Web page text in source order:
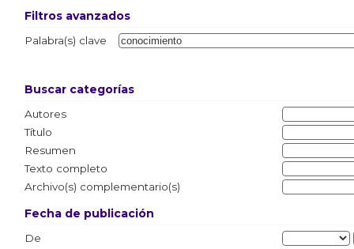
Filtros avanzados
Palabra(s) clave
Buscar categorías
Autores
Título
Resumen
Texto completo
Archivo(s) complementario(s)
Fecha de publicación
De